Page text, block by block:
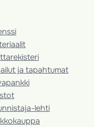
ja tapahtumat
lehti